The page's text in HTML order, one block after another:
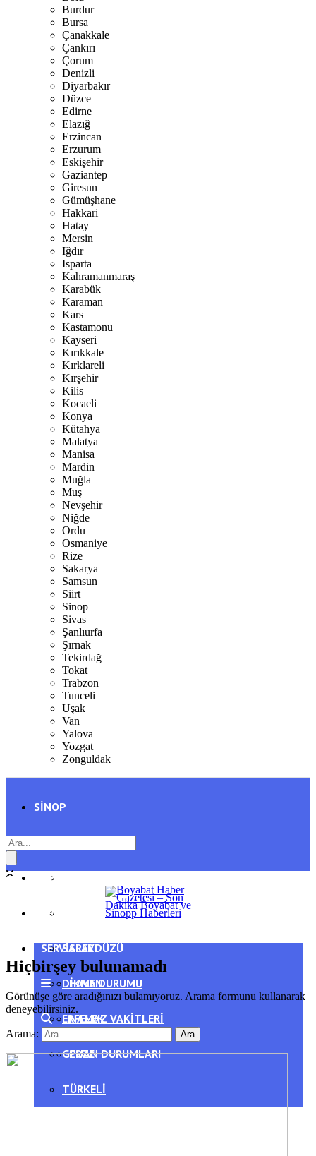
Burdur
Bursa
Çanakkale
Çankırı
Çorum
Denizli
Diyarbakır
Düzce
Edirne
Elazığ
Erzincan
Erzurum
Eskişehir
Gaziantep
Giresun
Gümüşhane
Hakkari
Hatay
Mersin
Iğdır
Isparta
Kahramanmaraş
Karabük
Karaman
Kars
Kastamonu
Kayseri
Kırıkkale
Kırklareli
Kırşehir
Kilis
Kocaeli
Konya
Kütahya
Malatya
Manisa
Mardin
Muğla
Muş
Nevşehir
Niğde
Ordu
Osmaniye
Rize
Sakarya
Samsun
Siirt
Sinop
Sivas
Şanlıurfa
Şırnak
Tekirdağ
Tokat
Trabzon
Tunceli
Uşak
Van
Yalova
Yozgat
Zonguldak
SINOP
AYANCIK
SARAYDÜZÜ
DIKMEN
ERFELEK
GERZE
TÜRKELI
GENEL
SPOR
SERVISLER
HAVA DURUMU
NAMAZ VAKITLERI
PUAN DURUMLARI
Hiçbirşey bulunamadı
Görünüşe göre aradığınızı bulamıyoruz. Arama formunu kullanarak
deneyebilirsiniz.
Arama: